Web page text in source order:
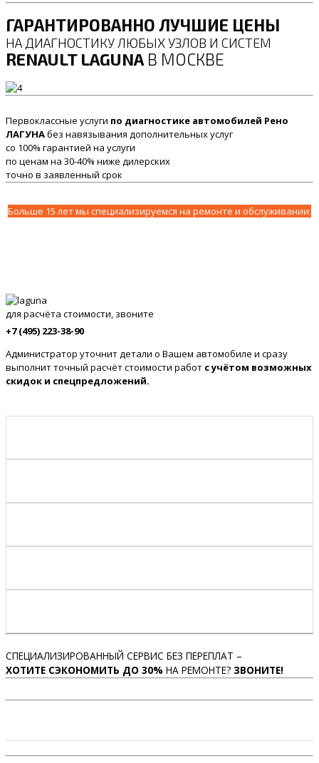
ГАРАНТИРОВАННО ЛУЧШИЕ ЦЕНЫ
НА ДИАГНОСТИКУ ЛЮБЫХ УЗЛОВ И СИСТЕМ
RENAULT LAGUNA В МОСКВЕ
Первоклассные услуги по диагностике автомобилей Рено
ЛАГУНАбез навязывания дополнительных услуг
со 100% гарантией на услуги
по ценам на 30-40% ниже дилерских
точно в заявленный срок
Больше 15 лет мы специализируемся на ремонте и обслуживании:
для расчёта стоимости, звоните
+7 (495) 223-38-90
Администратор уточнит детали о Вашем автомобиле и сразу
выполнит точный расчёт стоимости работ с учётом возможных
скидок и спецпредложений.
СПЕЦИАЛИЗИРОВАННЫЙ СЕРВИС БЕЗ ПЕРЕПЛАТ –
ХОТИТЕ СЭКОНОМИТЬ ДО 30% НА РЕМОНТЕ? ЗВОНИТЕ!